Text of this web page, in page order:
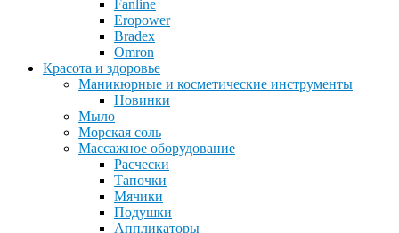
Fanline
Eropower
Bradex
Omron
Красота и здоровье
Маникюрные и косметические инструменты
Новинки
Мыло
Морская соль
Массажное оборудование
Расчески
Тапочки
Мячики
Подушки
Аппликаторы